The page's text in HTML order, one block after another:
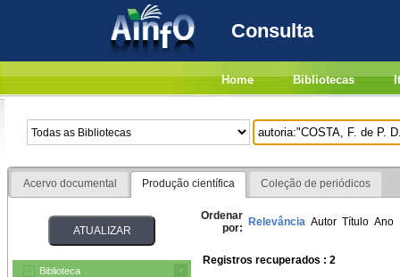
Consulta
Home Bibliotecas
Acervo documental Produção científica Coleção de periódicos
Biblioteca
Ordenar
por: Relevância Autor Título Ano
Registros recuperados : 2